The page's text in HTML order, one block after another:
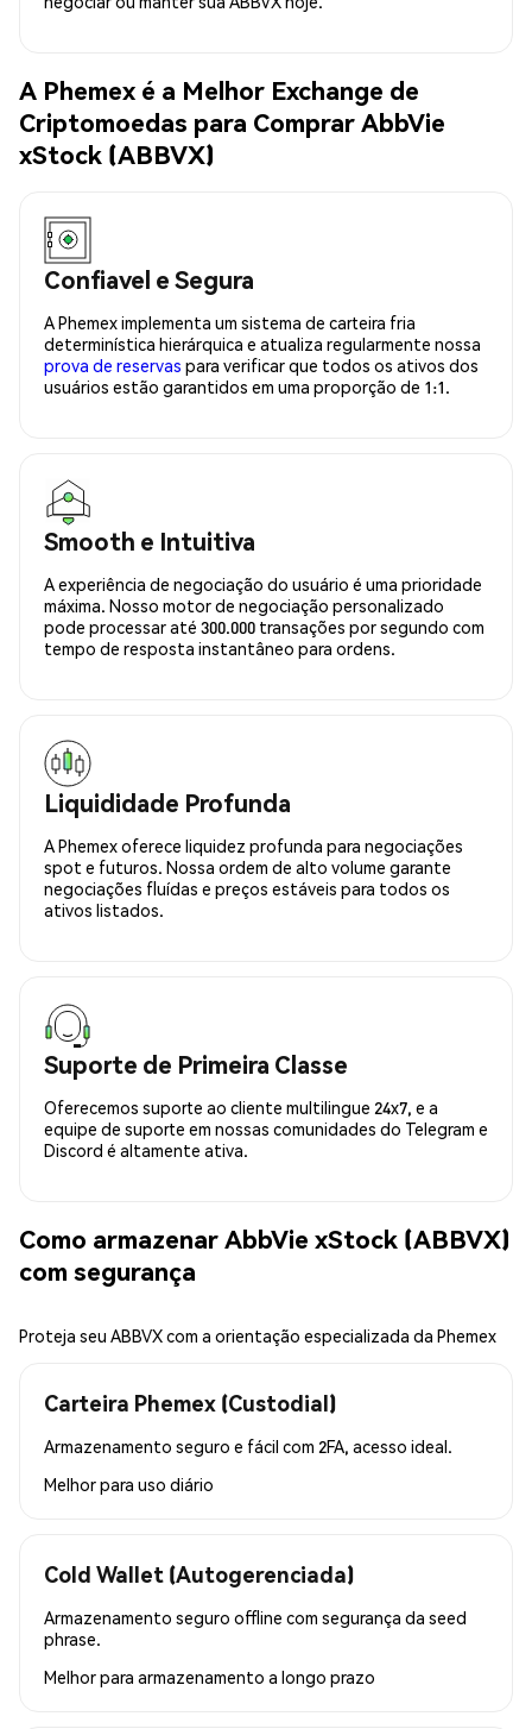
A Phemex é a Melhor Exchange de
Criptomoedas para Comprar AbbVie
xStock (ABBVX)
Confiavel e Segura
A Phemex implementa um sistema de carteira fria
determinística hierárquica e atualiza regularmente nossa
prova de reservas para verificar que todos os ativos dos
usuários estão garantidos em uma proporção de 1:1.
Smooth e Intuitiva
A experiência de negociação do usuário é uma prioridade
máxima. Nosso motor de negociação personalizado
pode processar até 300.000 transações por segundo com
tempo de resposta instantâneo para ordens.
Liquididade Profunda
A Phemex oferece liquidez profunda para negociações
spot e futuros. Nossa ordem de alto volume garante
negociações fluídas e preços estáveis para todos os
ativos listados.
Suporte de Primeira Classe
Oferecemos suporte ao cliente multilingue 24x7, e a
equipe de suporte em nossas comunidades do Telegram e
Discord é altamente ativa.
Como armazenar AbbVie xStock (ABBVX)
com segurança
Proteja seu ABBVX com a orientação especializada da Phemex
Carteira Phemex (Custodial)
Armazenamento seguro e fácil com 2FA, acesso ideal.
Melhor para uso diário
Cold Wallet (Autogerenciada)
Armazenamento seguro offline com segurança da seed
phrase.
Melhor para armazenamento a longo prazo